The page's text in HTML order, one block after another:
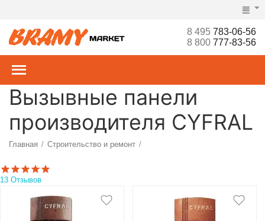
8 495783-06-56
8 800777-83-56
Вызывные панели
производителя CYFRAL
Главная / Строительство и ремонт /
Ворота, рольставни, шлагбаумы, турникеты, СКУД
Аудиодомофоны
13 Отзывов